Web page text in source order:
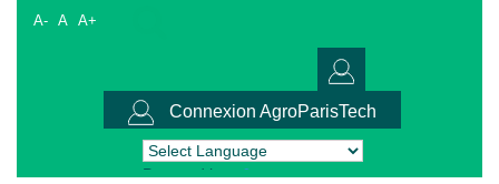
A- A A+
Connexion AgroParisTech
Powered by Translate